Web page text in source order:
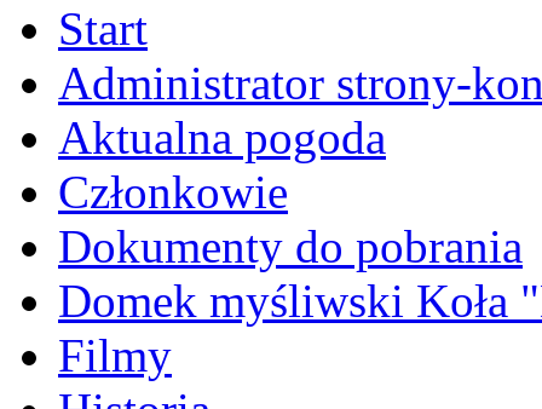
Start
Administrator strony-
Aktualna pogoda
Członkowie
Dokumenty do pobrania
Domek myśliwski Koła
Filmy